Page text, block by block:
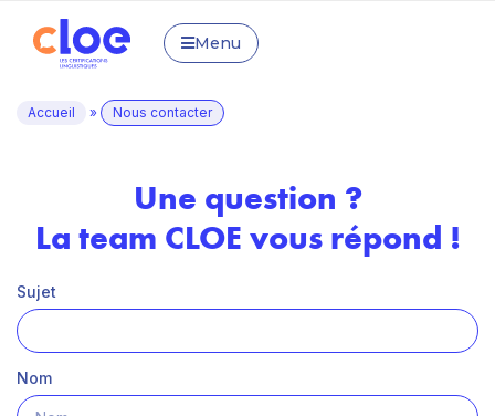
Menu
Accueil » Nous contacter
Une question ?
La team CLOE vous répond !
Sujet
Nom